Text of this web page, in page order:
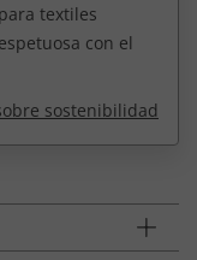
textiles
con el
sostenibilidad